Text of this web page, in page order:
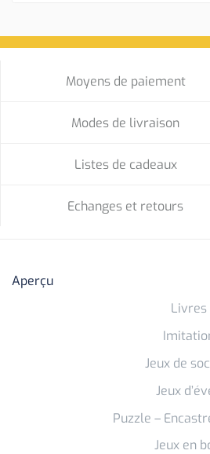
Moyens de paiement
Modes de livraison
Listes de cadeaux
Echanges et retours
Aperçu
Livres
Jeux de
Jeux
Puzzle –
Jeux en